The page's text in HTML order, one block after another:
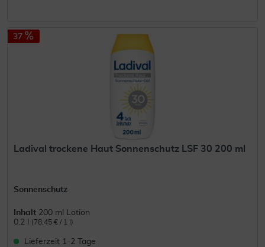
37
Ladival trockene Haut Sonnenschutz LSF 30 200 ml
Sonnenschutz
Inhalt 200 ml Lotion
0.2 l
(78,45 € / 1 l)
Lieferzeit 1-2 Tage